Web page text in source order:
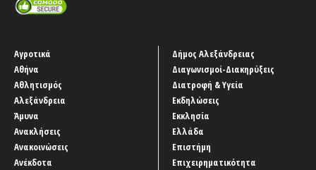
Αγροτικά
Αθήνα
Αθλητισμός
Αλεξάνδρεια
Άμυνα
Ανακλήσεις
Ανακοινώσεις
Ανέκδοτα
Δήμος Αλεξάνδρειας
Διαγωνισμοί-Διακηρύξεις
Διατροφή & Υγεία
Εκδηλώσεις
Εκκλησία
Ελλάδα
Επιστήμη
Επιχειρηματικότητα